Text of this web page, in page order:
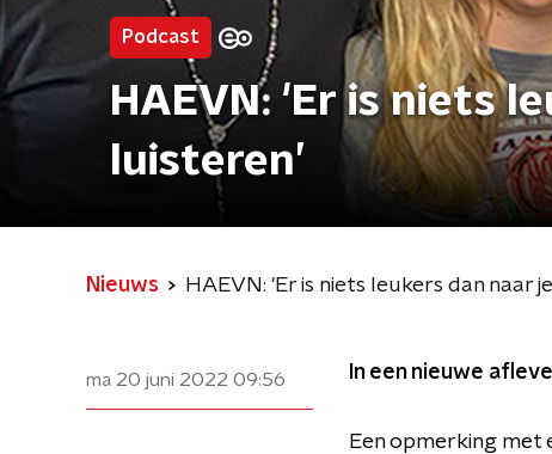
Podcast
HAEVN: 'Er is niets
luisteren’
Nieuws HAEVN: 'Er is niets leukers dan naar
ma 20 juni 2022 09:56 In een nieuwe
Een opmerking met